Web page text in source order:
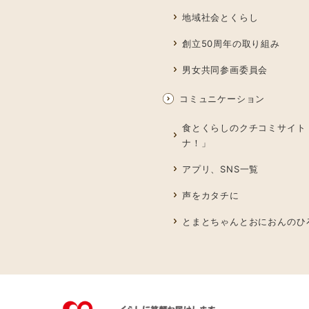
地域社会とくらし
創立50周年の取り組み
男女共同参画委員会
コミュニケーション
食とくらしのクチコミサイト
ナ！」
アプリ、SNS一覧
声をカタチに
とまとちゃんとおにおんのひ